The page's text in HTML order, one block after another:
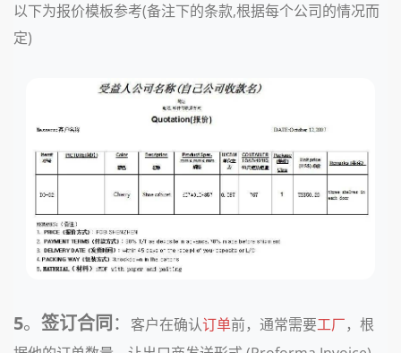
以下为报价模板参考(备注下的条款,根据每个公司的情况而
定)
5。 签订合同 ： 客户在确认订单前，通常需要工厂，根